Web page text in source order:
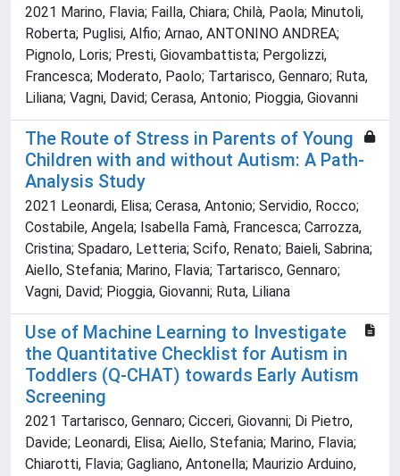
2021 Marino, Flavia; Failla, Chiara; Chilà, Paola; Minutoli,
Roberta; Puglisi, Alfio; Arnao, ANTONINO ANDREA;
Pignolo, Loris; Presti, Giovambattista; Pergolizzi,
Francesca; Moderato, Paolo; Tartarisco, Gennaro; Ruta,
Liliana; Vagni, David; Cerasa, Antonio; Pioggia, Giovanni
The Route of Stress in Parents of Young
Children with and without Autism: A Path-
Analysis Study
2021 Leonardi, Elisa; Cerasa, Antonio; Servidio, Rocco;
Costabile, Angela; Isabella Famà, Francesca; Carrozza,
Cristina; Spadaro, Letteria; Scifo, Renato; Baieli, Sabrina;
Aiello, Stefania; Marino, Flavia; Tartarisco, Gennaro;
Vagni, David; Pioggia, Giovanni; Ruta, Liliana
Use of Machine Learning to Investigate
the Quantitative Checklist for Autism in
Toddlers (Q-CHAT) towards Early Autism
Screening
2021 Tartarisco, Gennaro; Cicceri, Giovanni; Di Pietro,
Davide; Leonardi, Elisa; Aiello, Stefania; Marino, Flavia;
Chiarotti, Flavia; Gagliano, Antonella; Maurizio Arduino,